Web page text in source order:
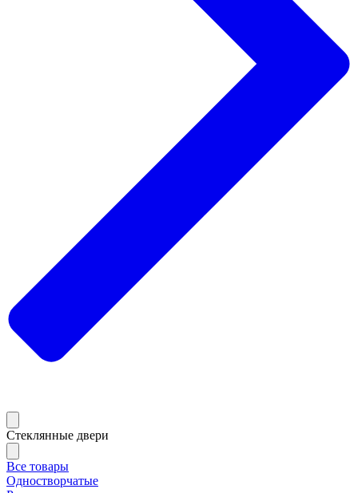
Стеклянные двери
Все товары
Одностворчатые